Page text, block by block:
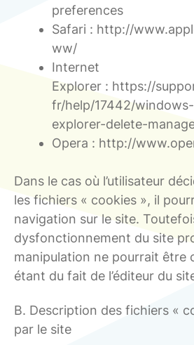
preferences
Safari : http://
ww/
Internet
Explorer : https://
fr/help/17442/
explorer-delete-
Opera : http://
Dans le cas où l’utilisateur
les fichiers « cookies », il
navigation sur le site.
dysfonctionnement du site
manipulation ne pourrait être
étant du fait de l’éditeur du
B. Description des fichiers «
par le site